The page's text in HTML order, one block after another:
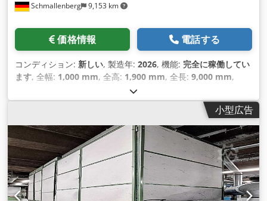
Schmallenberg 9,153 km
価格情報 電話する
コンディション: 新しい, 製造年: 2026, 機能: 完全に稼働してい
ます, 全幅: 1,000 mm, 全高: 1,900 mm, 全長: 9,000 mm,
小型広告